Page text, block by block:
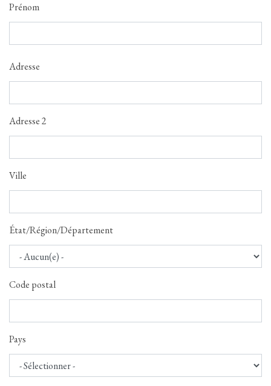
Prénom
Adresse
Adresse
Adresse 2
Ville
État/Région/Département
Code postal
Pays